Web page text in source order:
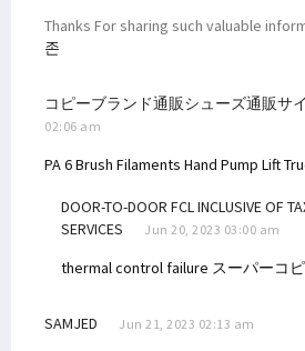
Thanks For sharing such valuable
존
コピーブランド通販シューズ通販サ
02:06 am
PA 6 Brush Filaments Hand Pump Lift
DOOR-TO-DOOR FCL INCLUSIVE OF
SERVICES
Jun 20, 2023 03:00 am
thermal control failure スーパーコピ
SAMJED Jun 21, 2023 02:13 am